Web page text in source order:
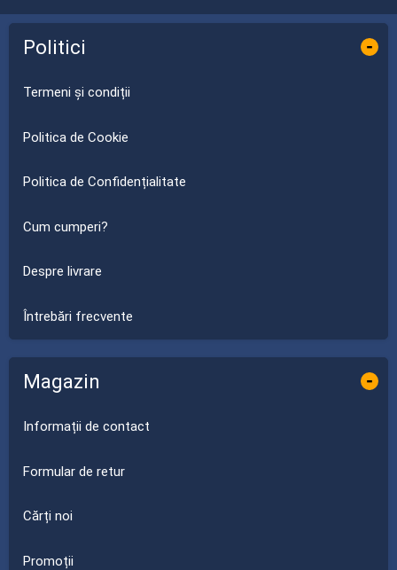
Politici -
Termeni și condiții
Politica de Cookie
Politica de Confidențialitate
Cum cumperi?
Despre livrare
Întrebări frecvente
Magazin -
Informații de contact
Formular de retur
Cărți noi
Promoții